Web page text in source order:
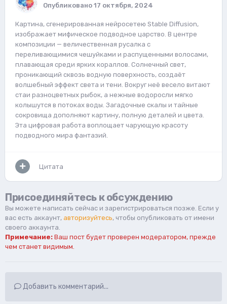
Опубликовано 17 октября, 2024
Картина, сгенерированная нейросетею Stable Diffusion,
изображает мифическое подводное царство. В центре
композиции — величественная русалка с
переливающимися чешуйками и распущенными волосами,
плавающая среди ярких кораллов. Солнечный свет,
проникающий сквозь водную поверхность, создаёт
волшебный эффект света и тени. Вокруг неё весело витают
стаи разноцветных рыбок, а нежные водоросли мягко
колышутся в потоках воды. Загадочные скалы и тайные
сокровища дополняют картину, полную деталей и цвета.
Эта цифровая работа воплощает чарующую красоту
подводного мира фантазий.
Цитата
Присоединяйтесь к обсуждению
Вы можете написать сейчас и зарегистрироваться позже. Если у
вас есть аккаунт, авторизуйтесь, чтобы опубликовать от имени
своего аккаунта.
Примечание: Ваш пост будет проверен модератором, прежде
чем станет видимым.
Добавить комментарий...